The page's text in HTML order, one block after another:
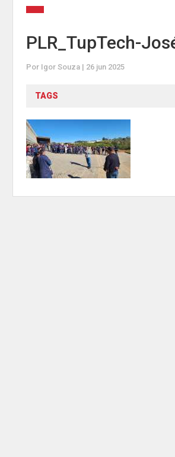
PLR_TupTech-
Por Igor Souza | 26 jun 2025
TAGS